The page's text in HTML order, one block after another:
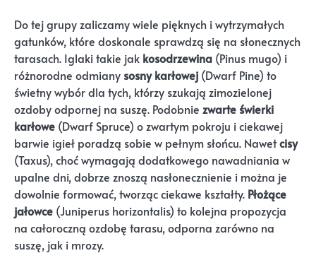
Do tej grupy zaliczamy wiele pięknych i wytrzymałych
gatunków, które doskonale sprawdzą się na słonecznych
tarasach. Iglaki takie jak kosodrzewina (Pinus mugo) i
różnorodne odmiany sosny karłowej (Dwarf Pine) to
świetny wybór dla tych, którzy szukają zimozielonej
ozdoby odpornej na suszę. Podobnie zwarte świerki
karłowe (Dwarf Spruce) o zwartym pokroju i ciekawej
barwie igieł poradzą sobie w pełnym słońcu. Nawetcisy
(Taxus), choć wymagają dodatkowego nawadniania w
upalne dni, dobrze znoszą nasłonecznienie i można je
dowolnie formować, tworząc ciekawe kształty. Płożące
jałowce (Juniperus horizontalis) to kolejna propozycja
na całoroczną ozdobę tarasu, odporna zarówno na
suszę, jak i mrozy.